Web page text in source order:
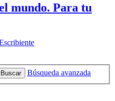
mundo. Para tu
Buscar
Búsqueda avanzada